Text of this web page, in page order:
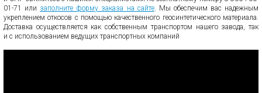
01-71 или заполните форму заказа на сайте. Мы обеспечим вас надежным
укреплением откосов с помощью качественного геосинтетического материала.
Доставка осуществляется как собственным транспортом нашего завода, так
и с использованием ведущих транспортных компаний